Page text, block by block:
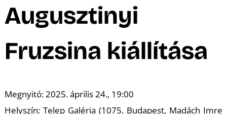
Augusztinyi
Fruzsina kiállítása
Megnyitó: 2025. április 24., 19:00
Helyszín: Telep Galéria (1075, Budapest, Madách Imre